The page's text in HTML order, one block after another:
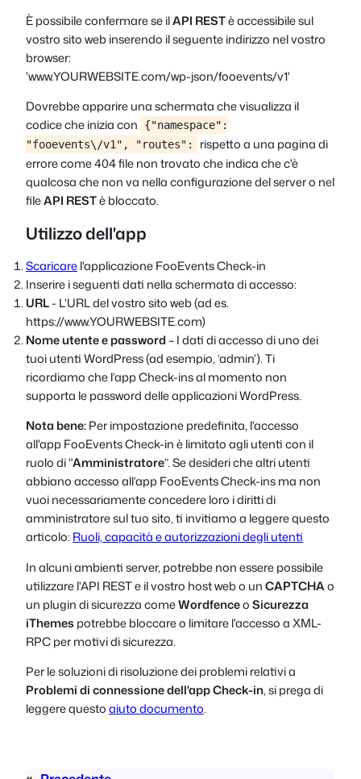
È possibile confermare se ilAPI RESTè accessibile sul
vostro sito web inserendo il seguente indirizzo nel vostro
browser:
'www.YOURWEBSITE.com/wp-json/fooevents/v1'
Dovrebbe apparire una schermata che visualizza il
codice che inizia con
{"namespace":
"fooevents\/v1", "routes":
rispetto a una pagina di
errore come404 file non trovatoche indica che c'è
qualcosa che non va nella configurazione del server o nel
fileAPI RESTè bloccato.
Utilizzo dell'app
Scaricarel'applicazione FooEvents Check-in
Inserire i seguenti dati nella schermata di accesso:
URL- L'URL del vostro sito web (ad es.
https://www.YOURWEBSITE.com)
Nome utente e password– I dati di accesso di uno dei
tuoi utenti WordPress (ad esempio, ‘admin’). Ti
ricordiamo che l’app Check-ins al momento non
supporta le password delle applicazioni WordPress.
Nota bene:Per impostazione predefinita, l'accesso
all'app FooEvents Check-in è limitato agli utenti con il
ruolo di "Amministratore”. Se desideri che altri utenti
abbiano accesso all’app FooEvents Check-ins ma non
vuoi necessariamente concedere loro i diritti di
amministratore sul tuo sito, ti invitiamo a leggere questo
articolo: Ruoli, capacità e autorizzazioni degli utenti
In alcuni ambienti server, potrebbe non essere possibile
utilizzare l'API REST e il vostro host web o unCAPTCHAo
un plugin di sicurezza comeWordfenceoSicurezza
iThemes potrebbe bloccare o limitare l'accesso a XML-
RPC per motivi di sicurezza.
Per le soluzioni di risoluzione dei problemi relativi a
Problemi di connessione dell'app Check-in, si prega di
leggere questoaiuto documento.